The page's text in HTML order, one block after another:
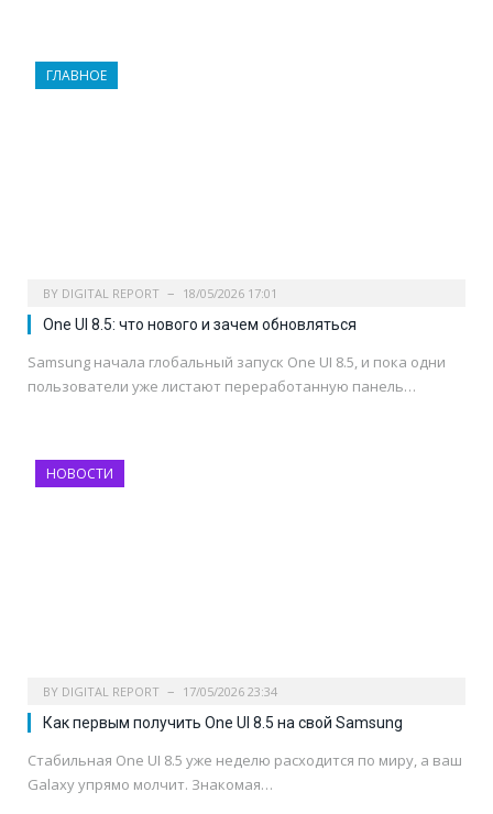
ГЛАВНОЕ
BY DIGITAL REPORT 18/05/2026 17:01
One UI 8.5: что нового и зачем обновляться
Samsung начала глобальный запуск One UI 8.5, и пока одни
пользователи уже листают переработанную панель…
НОВОСТИ
BY DIGITAL REPORT 17/05/2026 23:34
Как первым получить One UI 8.5 на свой Samsung
Стабильная One UI 8.5 уже неделю расходится по миру, а ваш
Galaxy упрямо молчит. Знакомая…